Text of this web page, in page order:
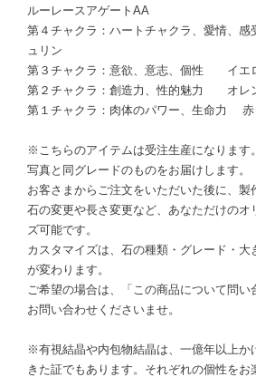
ルーレースアゲートAA
第４チャクラ：ハートチャクラ、愛情
ュリン
第３チャクラ：意欲、意志、個性 イエ
第２チャクラ：創造力、性的魅力 オレ
第１チャクラ：肉体のパワー、生命力 赤
※こちらのアイテムは受注生産になります。
写真と同グレードのものをお届けします。
お客さまからご注文をいただいた後に、製
石の変更や長さ変更など、あなただけのオ
ズ可能です。
カスタマイズは、石の種類・グレード・大
が変わります。
ご希望の場合は、「この商品について問い
お問い合わせくださいませ。
※有視結晶や内包物結晶は、一億年以上か
きた証でもあります。それぞれの個性をお